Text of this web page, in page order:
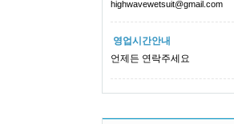
highwavewetsuit@gmail.com
영업시간안내
언제든 연락주세요